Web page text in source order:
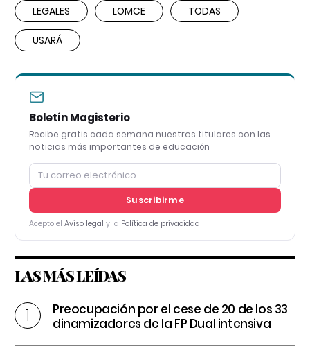
LEGALES LOMCE TODAS
USARÁ
Boletín Magisterio
Recibe gratis cada semana nuestros titulares con las
noticias más importantes de educación
Suscribirme
Acepto el Aviso legal y la Política de privacidad
LAS MÁS LEÍDAS
Preocupación por el cese de 20 de los 33
dinamizadores de la FP Dual intensiva